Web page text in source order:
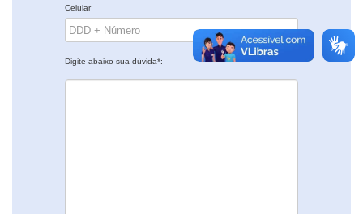
Celular
Digite abaixo sua dúvida*: